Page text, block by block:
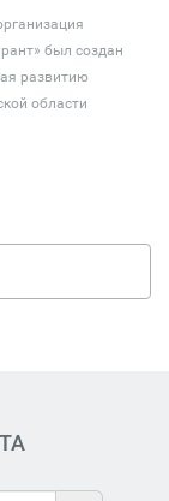
был создан
развитию
области